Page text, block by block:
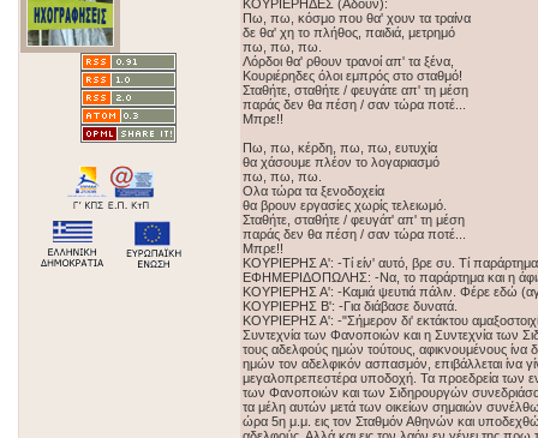
ΚΟΥΡΙΕΡΗΔΕΣ (Αδουν):
Πω, πω, κόσμο που θα' χουν τα τραίνα
δε θα' χη το πλήθος, παιδιά, μετρημό
πω, πω, πω.
Λόρδοι θα' ρθουν τρανοί απ' τα ξένα,
Κουριέρηδες όλοι εμπρός στο σταθμό!
Σταθήτε, σταθήτε / φευγάτε απ' τη μέση
παράς δεν θα πέση / σαν τώρα ποτέ...
Μπρε!!
Πω, πω, κέρδη, πω, πω, ευτυχία
θα χάσουμε πλέον το λογαριασμό
πω, πω, πω.
Ολα τώρα τα ξενοδοχεία
θα βρουν εργασίες χωρίς τελειωμό.
Σταθήτε, σταθήτε / φευγάτ' απ' τη μέση
παράς δεν θα πέση / σαν τώρα ποτέ...
Μπρε!!
ΚΟΥΡΙΕΡΗΣ Α': -Τί είν' αυτό, βρε συ. Τί
ΕΦΗΜΕΡΙΔΟΠΩΛΗΣ: -Να, το παράρτημα και η
ΚΟΥΡΙΕΡΗΣ Α': -Καμιά ψευτιά πάλιν. Φέρε εδώ
ΚΟΥΡΙΕΡΗΣ Β': -Για διάβασε δυνατά.
ΚΟΥΡΙΕΡΗΣ Α': -"Σήμερον δι' εκτάκτου
Συντεχνία των Φανοποιών και η Συντεχνία των
τους αδελφούς ημών τούτους, αφικνουμένους ίνα
ημών τον αδελφικόν ασπασμόν, επιβάλλεται ίνα
μεγαλοπρεπεστέρα υποδοχή. Τα προεδρεία των
των Φανοποιών και των Σιδηρουργών
τα μέλη αυτών μετά των οικείων σημαιών
ώρα 5η μ.μ. εις τον Σταθμόν Αθηνών και